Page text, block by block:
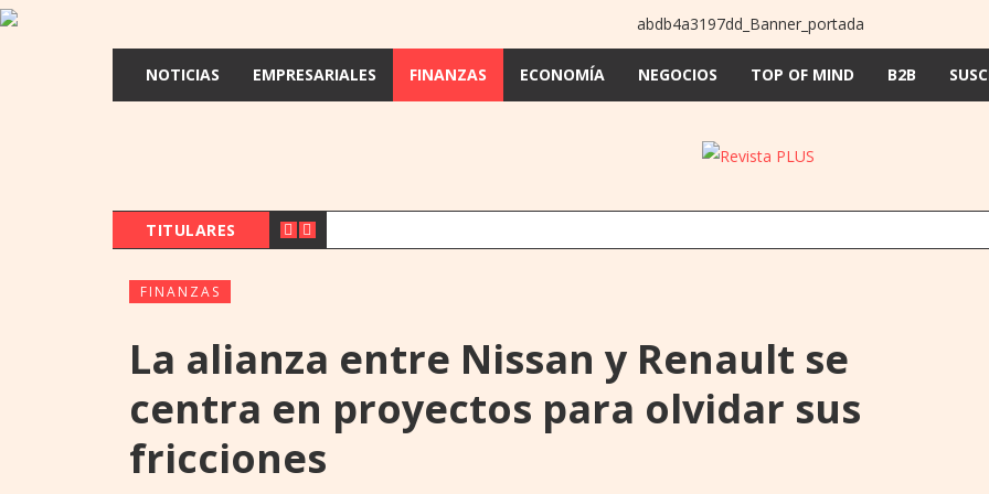
NOTICIAS EMPRESARIALES FINANZAS ECONOMÍA NEGOCIOS TOP OF MIND B2B
TITULARES FISCALÍA IMPUTA A EXPRESIDENTES DEL IPS JORGE BRÍTEZ Y VICENTE BATAGLIA
FINANZAS
La alianza entre Nissan y Renault se
centra en proyectos para olvidar sus
fricciones